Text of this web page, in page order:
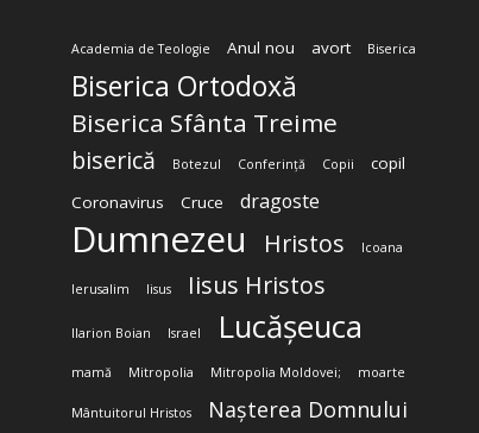
Academia de Teologie Anul nou avort Biserica
Biserica Ortodoxă
Biserica Sfânta Treime
biserică Botezul Conferință Copii
copil
Coronavirus
Cruce dragoste
Dumnezeu Hristos Icoana
Ierusalim Iisus Iisus Hristos
Ilarion Boian Israel Lucășeuca
mamă Mitropolia Mitropolia Moldovei; moarte
Mântuitorul Hristos Nașterea Domnului